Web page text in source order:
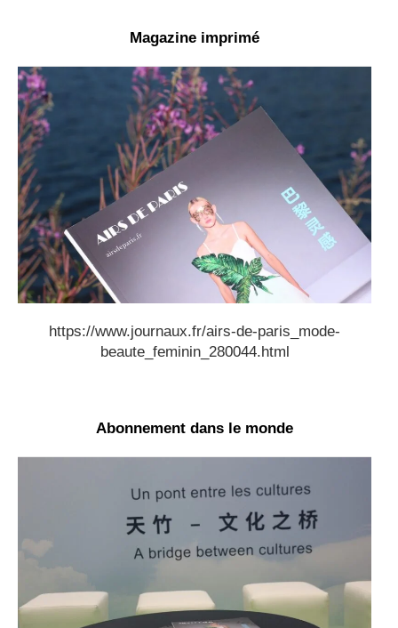
Magazine imprimé
https://www.journaux.fr/airs-de-paris_mode-
beaute_feminin_280044.html
Abonnement dans le monde